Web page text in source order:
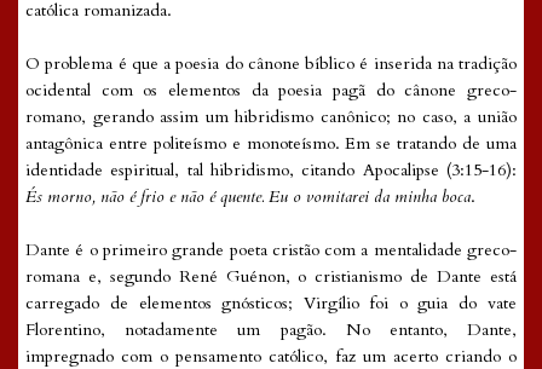
católica romanizada.
O problema é que a poesia do cânone bíblico é inserida na tradição
ocidental com os elementos da poesia pagã do cânone greco-
romano, gerando assim um hibridismo canônico; no caso, a união
antagônica entre politeísmo e monoteísmo. Em se tratando de uma
identidade espiritual, tal hibridismo, citando Apocalipse (3:15-16):
És morno, não é frio e não é quente. Eu o vomitarei da minha boca.
Dante é o primeiro grande poeta cristão com a mentalidade greco-
romana e, segundo René Guénon, o cristianismo de Dante está
carregado de elementos gnósticos; Virgílio foi o guia do vate
Florentino, notadamente um pagão. No entanto, Dante,
impregnado com o pensamento católico, faz um acerto criando o